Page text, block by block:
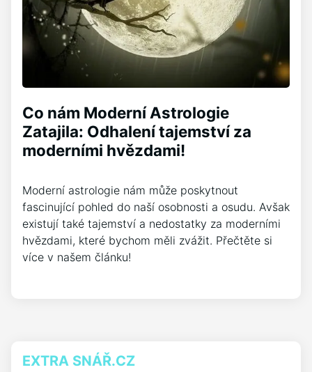
Co nám Moderní Astrologie
Zatajila: Odhalení tajemství za
moderními hvězdami!
Moderní astrologie nám může poskytnout
fascinující pohled do naší osobnosti a osudu. Avšak
existují také tajemství a nedostatky za moderními
hvězdami, které bychom měli zvážit. Přečtěte si
více v našem článku!
EXTRA SNÁŘ.CZ